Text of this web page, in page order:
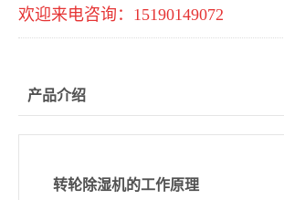
欢迎来电咨询：15190149072
产品介绍
转轮除湿机的工作原理